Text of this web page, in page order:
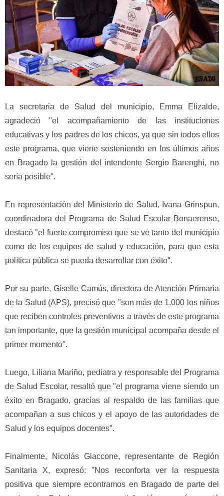
La secretaria de Salud del municipio, Emma Elizalde,
agradeció "el acompañamiento de las instituciones
educativas y los padres de los chicos, ya que sin todos ellos
este programa, que viene sosteniendo en los últimos años
en Bragado la gestión del intendente Sergio Barenghi, no
sería posible".
En representación del Ministerio de Salud, Ivana Grinspun,
coordinadora del Programa de Salud Escolar Bonaerense,
destacó "el fuerte compromiso que se ve tanto del municipio
como de los equipos de salud y educación, para que esta
política pública se pueda desarrollar con éxito".
Por su parte, Giselle Camús, directora de Atención Primaria
de la Salud (APS), precisó que "son más de 1.000 los niños
que reciben controles preventivos a través de este programa
tan importante, que la gestión municipal acompaña desde el
primer momento".
Luego, Liliana Mariño, pediatra y responsable del Programa
de Salud Escolar, resaltó que "el programa viene siendo un
éxito en Bragado, gracias al respaldo de las familias que
acompañan a sus chicos y el apoyo de las autoridades de
Salud y los equipos docentes".
Finalmente, Nicolás Giaccone, representante de Región
Sanitaria X, expresó: "Nos reconforta ver la respuesta
positiva que siempre econtramos en Bragado de parte del